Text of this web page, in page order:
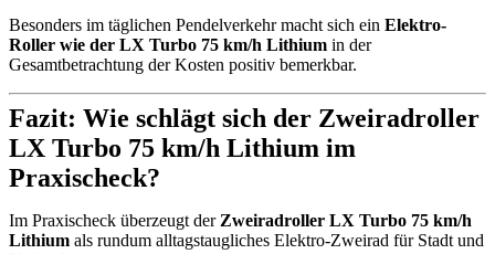
Besonders im täglichen Pendelverkehr macht sich ein Elektro-
Roller wie der LX Turbo 75 km/h Lithium in der
Gesamtbetrachtung der Kosten positiv bemerkbar.
Fazit: Wie schlägt sich der Zweiradroller
LX Turbo 75 km/h Lithium im
Praxischeck?
Im Praxischeck überzeugt der Zweiradroller LX Turbo 75 km/h
Lithium als rundum alltagstaugliches Elektro-Zweirad für Stadt und